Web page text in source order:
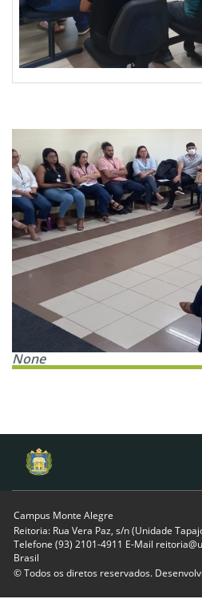
None
Campus Monte Alegre
Reitoria: Rua Vera Paz, s/n (Unidade
Telefone (93) 2101-4911 E-Mail
Brasil
© Todos os diretos reservados.